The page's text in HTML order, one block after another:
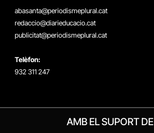
abasanta@periodismeplural.cat
redaccio@diarieducacio.cat
publicitat@periodismeplural.cat
Telèfon:
932 311 247
AMB EL SUPORT DE